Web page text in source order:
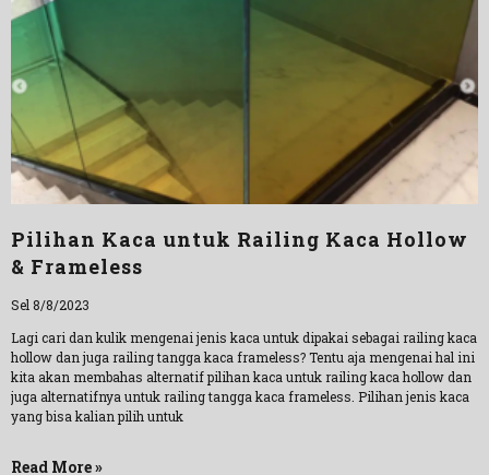
Pilihan Kaca untuk Railing Kaca Hollow
& Frameless
Sel 8/8/2023
Lagi cari dan kulik mengenai jenis kaca untuk dipakai sebagai railing kaca
hollow dan juga railing tangga kaca frameless? Tentu aja mengenai hal ini
kita akan membahas alternatif pilihan kaca untuk railing kaca hollow dan
juga alternatifnya untuk railing tangga kaca frameless. Pilihan jenis kaca
yang bisa kalian pilih untuk
Read More »